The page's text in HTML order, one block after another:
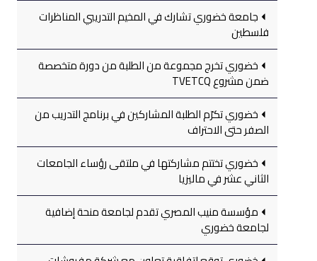
جامعة خضوري تشارك في المخيم التدريبي المناظرات
فلسطين
خضوري تخرج مجموعة من الطلبة من دورة متخصصة
ضمن مشروع TVETCQ
خضوري تكرّم الطلبة المشاركين في برنامج التدريب من
الصفر حتى الاحتراف
خضوري تختتم مشاركتها في ملتقى رؤساء الجامعات
الثاني عشر في ماليزيا
مؤسسة منيب المصري تقدم لجامعة منحة إضافية
لجامعة خضوري